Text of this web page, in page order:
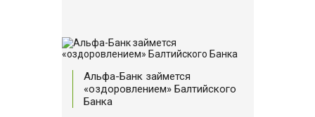
Альфа-Банк займется
«оздоровлением» Балтийского
Банка